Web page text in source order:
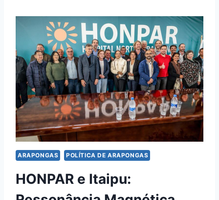
ARAPONGAS POLÍTICA DE ARAPONGAS
HONPAR e Itaipu: